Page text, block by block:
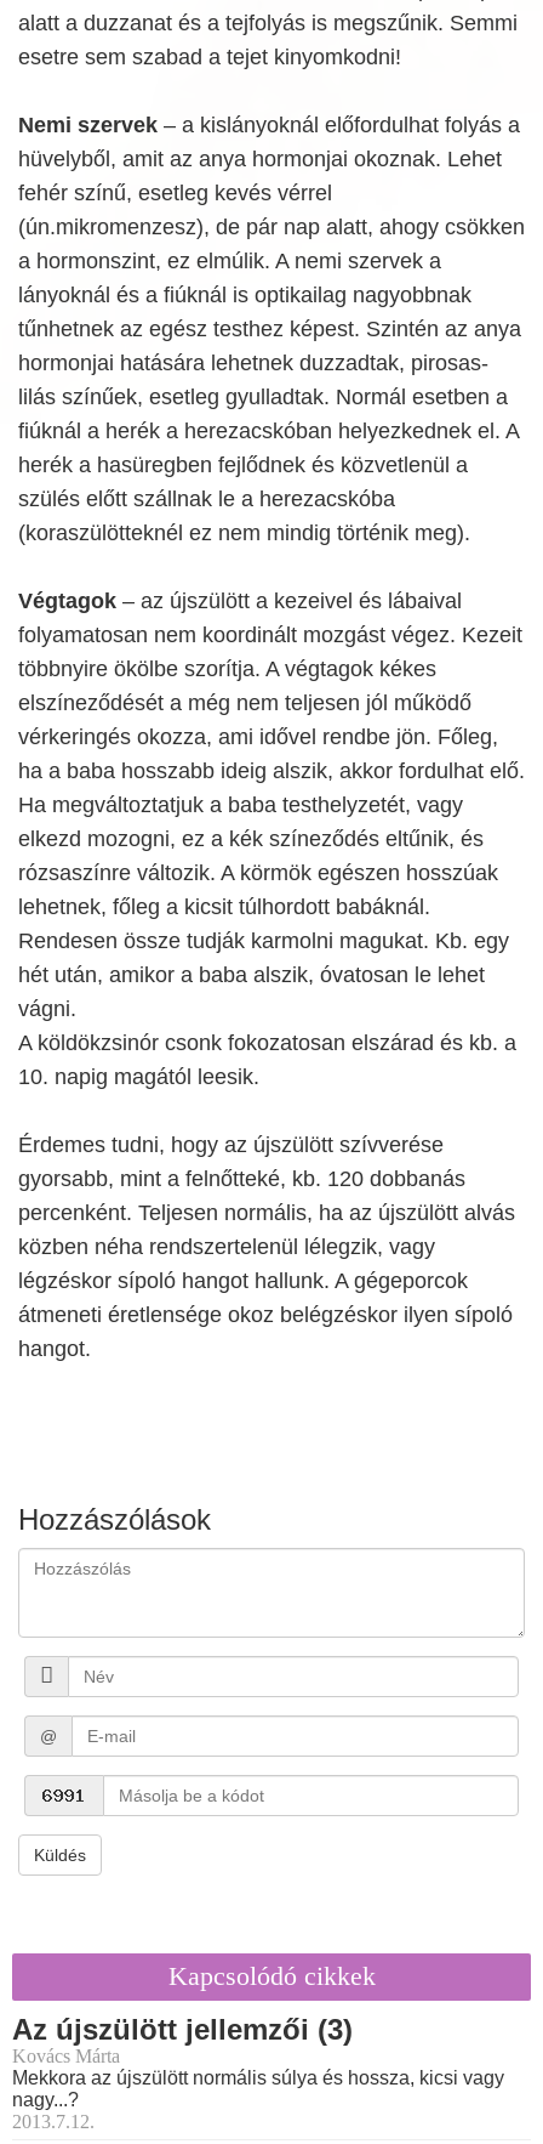
alatt a duzzanat és a tejfolyás is megszűnik. Semmi
esetre sem szabad a tejet kinyomkodni!
Nemi szervek – a kislányoknál előfordulhat folyás a
hüvelyből, amit az anya hormonjai okoznak. Lehet
fehér színű, esetleg kevés vérrel
(ún.mikromenzesz), de pár nap alatt, ahogy csökken
a hormonszint, ez elmúlik. A nemi szervek a
lányoknál és a fiúknál is optikailag nagyobbnak
tűnhetnek az egész testhez képest. Szintén az anya
hormonjai hatására lehetnek duzzadtak, pirosas-
lilás színűek, esetleg gyulladtak. Normál esetben a
fiúknál a herék a herezacskóban helyezkednek el. A
herék a hasüregben fejlődnek és közvetlenül a
szülés előtt szállnak le a herezacskóba
(koraszülötteknél ez nem mindig történik meg).
Végtagok – az újszülött a kezeivel és lábaival
folyamatosan nem koordinált mozgást végez. Kezeit
többnyire ökölbe szorítja. A végtagok kékes
elszíneződését a még nem teljesen jól működő
vérkeringés okozza, ami idővel rendbe jön. Főleg,
ha a baba hosszabb ideig alszik, akkor fordulhat elő.
Ha megváltoztatjuk a baba testhelyzetét, vagy
elkezd mozogni, ez a kék színeződés eltűnik, és
rózsaszínre változik. A körmök egészen hosszúak
lehetnek, főleg a kicsit túlhordott babáknál.
Rendesen össze tudják karmolni magukat. Kb. egy
hét után, amikor a baba alszik, óvatosan le lehet
vágni.
A köldökzsinór csonk fokozatosan elszárad és kb. a
10. napig magától leesik.
Érdemes tudni, hogy az újszülött szívverése
gyorsabb, mint a felnőtteké, kb. 120 dobbanás
percenként. Teljesen normális, ha az újszülött alvás
közben néha rendszertelenül lélegzik, vagy
légzéskor sípoló hangot hallunk. A gégeporcok
átmeneti éretlensége okoz belégzéskor ilyen sípoló
hangot.
Hozzászólások
@
Küldés
Kapcsolódó cikkek
Az újszülött jellemzői (3)
Kovács Márta
Mekkora az újszülött normális súlya és hossza, kicsi vagy
nagy...?
2013.7.12.